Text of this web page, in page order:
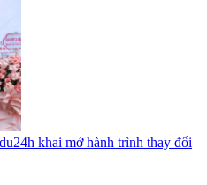
khai mở hành trình thay đổi